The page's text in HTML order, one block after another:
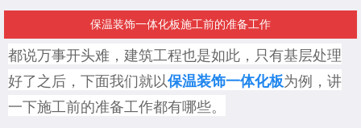
保温装饰一体化板施工前的准备工作
都说万事开头难，建筑工程也是如此，只有基层处理
好了之后 ，下面我们就以保温装饰一体化板为例，讲
一下施工前的准备工作都有哪些。